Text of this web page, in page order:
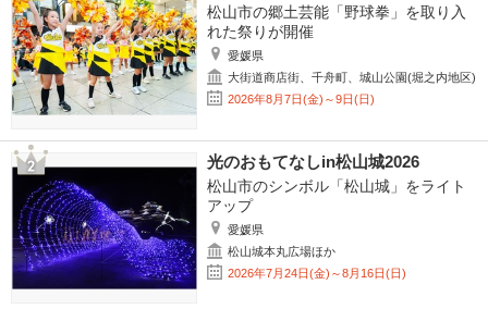
松山市の郷土芸能「野球拳」を取り入
れた祭りが開催
愛媛県
大街道商店街、千舟町、城山公園(堀之内地区)
2026年8月7日(金)～9日(日)
光のおもてなしin松山城2026
松山市のシンボル「松山城」をライト
アップ
愛媛県
松山城本丸広場ほか
2026年7月24日(金)～8月16日(日)